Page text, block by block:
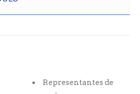
Representantes de